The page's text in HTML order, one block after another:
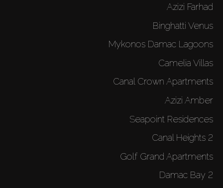
Azizi Farhad
Binghatti Venus
Mykonos Damac Lagoons
Camelia Villas
Canal Crown Apartments
Azizi Amber
Seapoint Residences
Canal Heights 2
Golf Grand Apartments
Damac Bay 2